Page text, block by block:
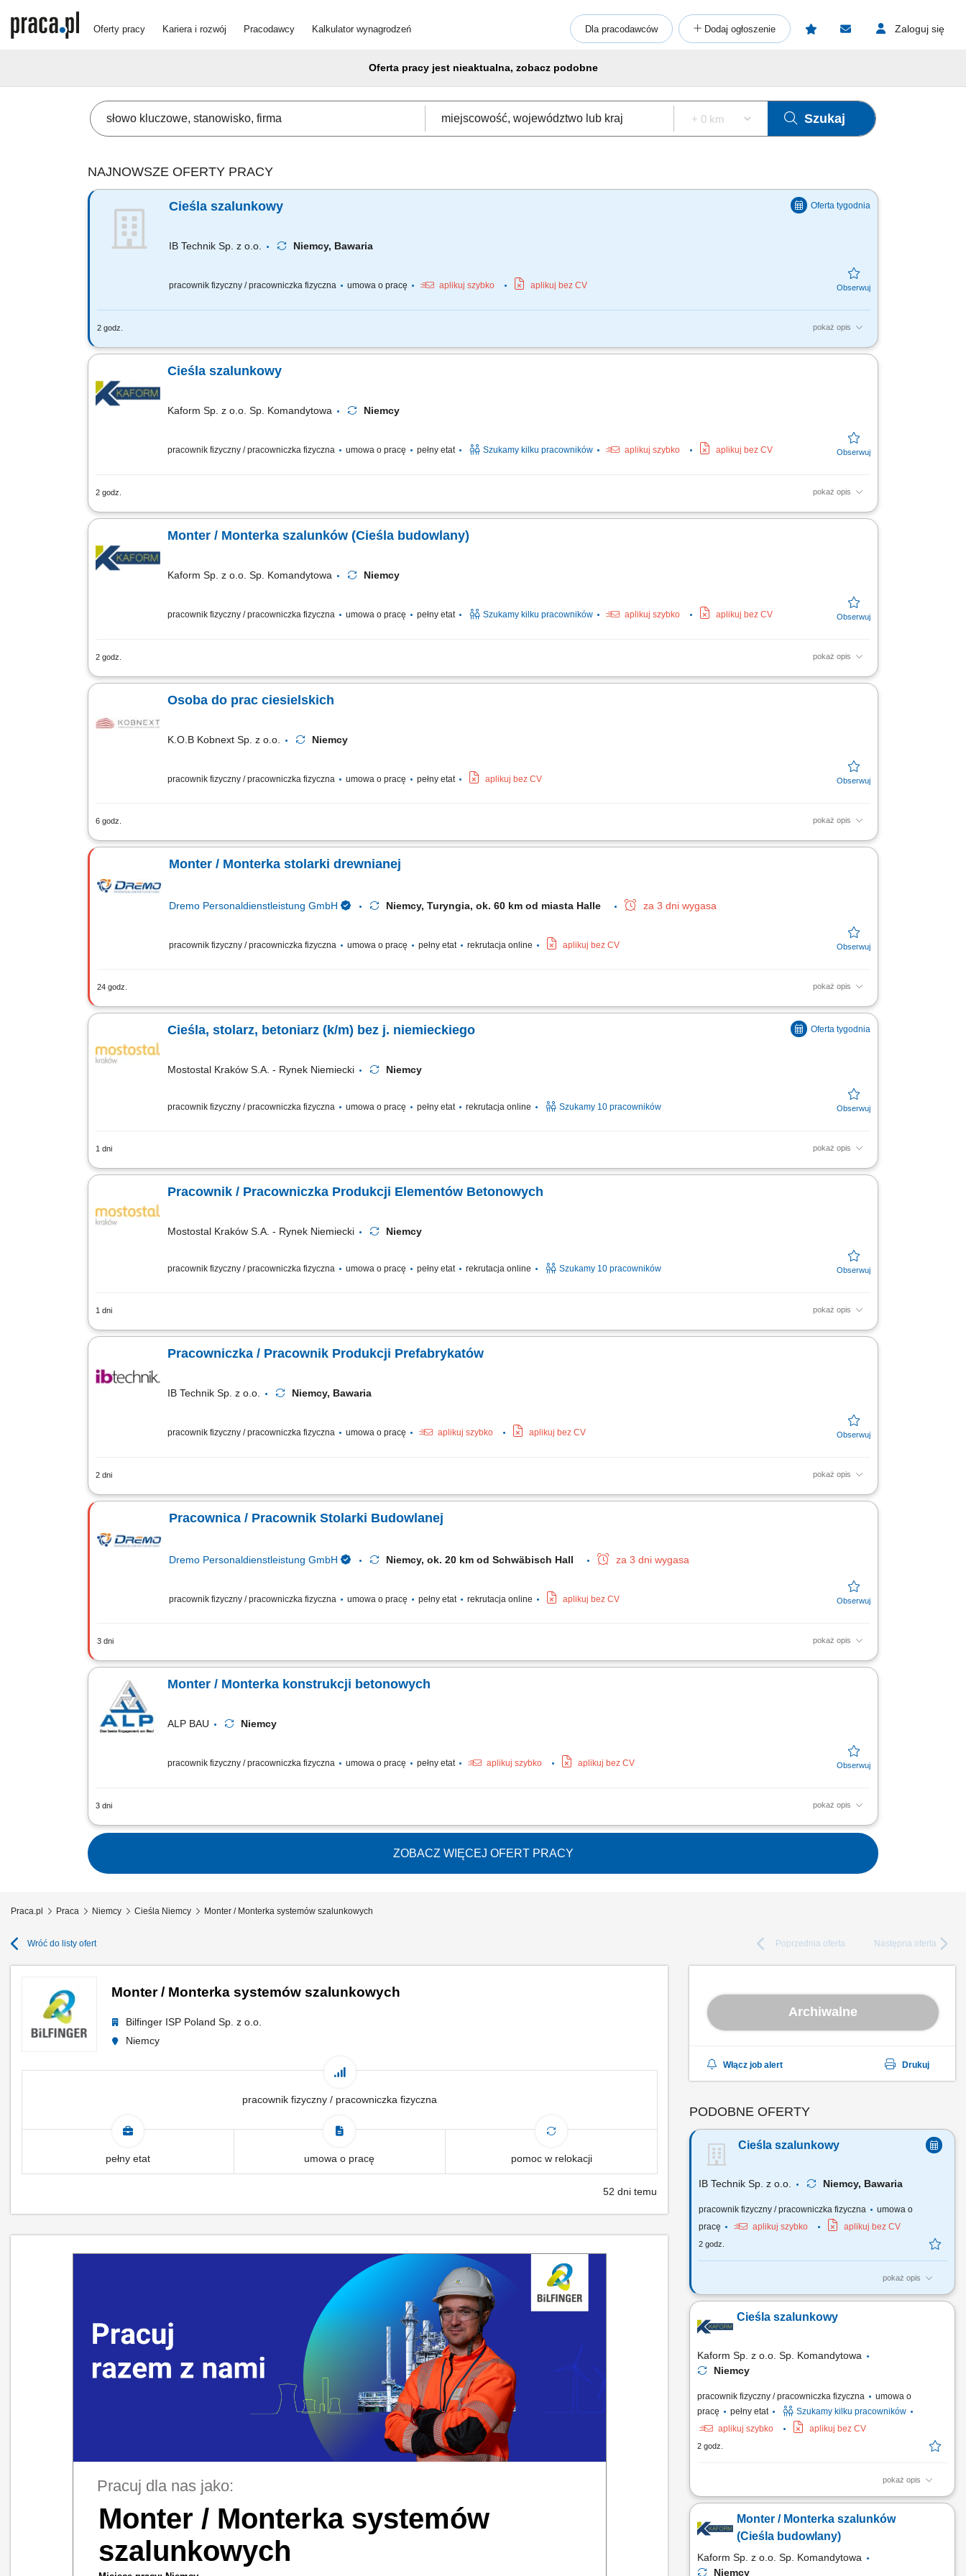
Oferty pracy Kariera i rozwój Pracodawcy Kalkulator wynagrodzeń Dla pracodawców Dodaj ogłoszenie Zaloguj się
Oferta pracy jest nieaktualna, zobacz podobne
Szukaj
NAJNOWSZE OFERTY PRACY
Cieśla szalunkowy
IB Technik Sp. z o.o. Niemcy, Bawaria
pracownik fizyczny / pracowniczka fizyczna umowa o pracę aplikuj szybko aplikuj bez CV
2 godz. pokaż opis
Zadania: Wykonywanie konstrukcji żelbetowych w stanach surowych budowli. Praca z rysunkiem technicznym.
Cieśla szalunkowy
Kaform Sp. z o.o. Sp. Komandytowa Niemcy
pracownik fizyczny / pracowniczka fizyczna umowa o pracę pełny etat Szukamy kilku pracowników aplikuj szybko aplikuj bez CV
2 godz. pokaż opis
Opis stanowiska: Szalowanie: ścian, stropów, słupów - praca samodzielna i w zespołach; Praca z systemami szalunkowymi; Montaż prefabrykatów betonowych;
Monter / Monterka szalunków (Cieśla budowlany)
Kaform Sp. z o.o. Sp. Komandytowa Niemcy
pracownik fizyczny / pracowniczka fizyczna umowa o pracę pełny etat Szukamy kilku pracowników aplikuj szybko aplikuj bez CV
2 godz. pokaż opis
Zakres obowiązków: Realizacja prac szalunkowych przy ścianach, stropach i słupach. Obsługa systemów szalunkowych oraz praca przy montażu prefabrykatów
Osoba do prac ciesielskich
K.O.B Kobnext Sp. z o.o. Niemcy
pracownik fizyczny / pracowniczka fizyczna umowa o pracę pełny etat aplikuj bez CV
6 godz. pokaż opis
Opis stanowiska: Wykonywanie prac w zakresie ciesielki systemowej; Wykonywanie prac w zakresie ciesielki tradycyjnej; Pomoc w pracach zbrojarskich i betoniarskich;
Monter / Monterka stolarki drewnianej
Dremo Personaldienstleistung GmbH Niemcy, Turyngia, ok. 60 km od miasta Halle za 3 dni wygasa
pracownik fizyczny / pracowniczka fizyczna umowa o pracę pełny etat rekrutacja online aplikuj bez CV
24 godz. pokaż opis
Zakład produkcyjny specjalizujący się w stolarce drewnianej poszukuje pracowników do produkcji i montażu okien, drzwi oraz mebli. Zakres obowiązków: Obróbka i
Cieśla, stolarz, betoniarz (k/m) bez j. niemieckiego
Mostostal Kraków S.A. - Rynek Niemiecki Niemcy
pracownik fizyczny / pracowniczka fizyczna umowa o pracę pełny etat rekrutacja online Szukamy 10 pracowników
1 dni pokaż opis
Zakres obowiązków Czyszczenie szalunku po rozformowaniu, Włożenie zbrojenia do szalunku, Mocowanie akcesoriów - jeśli takie będą, Pomoc przy
Pracownik / Pracowniczka Produkcji Elementów Betonowych
Mostostal Kraków S.A. - Rynek Niemiecki Niemcy
pracownik fizyczny / pracowniczka fizyczna umowa o pracę pełny etat rekrutacja online Szukamy 10 pracowników
1 dni pokaż opis
Opis stanowiska: Czyszczenie i przygotowywanie form do produkcji prefabrykatów. Montaż zbrojenia oraz dodatkowych elementów zgodnie z wymaganiami produkcji.
Pracowniczka / Pracownik Produkcji Prefabrykatów
IB Technik Sp. z o.o. Niemcy, Bawaria
pracownik fizyczny / pracowniczka fizyczna umowa o pracę aplikuj szybko aplikuj bez CV
2 dni pokaż opis
Zakres prac: Realizacja stanów surowych budowli z prefabrykatów żelbetowych. Analiza i wdrażanie założeń z dokumentacji technicznej. Start: luty 2026;
Pracownica / Pracownik Stolarki Budowlanej
Dremo Personaldienstleistung GmbH Niemcy, ok. 20 km od Schwäbisch Hall za 3 dni wygasa
pracownik fizyczny / pracowniczka fizyczna umowa o pracę pełny etat rekrutacja online aplikuj bez CV
3 dni pokaż opis
Zakres obowiązków: Wykonywanie oraz montaż drewnianych schodów; Składanie elementów stolarskich w warsztacie, m.in. ścian, drzwi, okien oraz okładzin; Montaż
Monter / Monterka konstrukcji betonowych
ALP BAU Niemcy
pracownik fizyczny / pracowniczka fizyczna umowa o pracę pełny etat aplikuj szybko aplikuj bez CV
3 dni pokaż opis
Opis stanowiska przygotowywanie i składanie szalunków z wykorzystaniem popularnych systemów budowlanych; realizacja prac murarskich przy budowie ścian i
ZOBACZ WIĘCEJ OFERT PRACY
Praca.pl Praca Niemcy Cieśla Niemcy Monter / Monterka systemów szalunkowych
Wróć do listy ofert Poprzednia oferta Następna oferta
Monter / Monterka systemów szalunkowych
Bilfinger ISP Poland Sp. z o.o.
Niemcy
pracownik fizyczny / pracowniczka fizyczna
pełny etat umowa o pracę pomoc w relokacji
52 dni temu
Pracuj dla nas jako:
Monter / Monterka systemów
szalunkowych
Archiwalne
Włącz job alert Drukuj
PODOBNE OFERTY
Cieśla szalunkowy
IB Technik Sp. z o.o. Niemcy, Bawaria
pracownik fizyczny / pracowniczka fizyczna
umowa o
pracę
aplikuj szybko aplikuj bez CV
2 godz.
pokaż opis
Zadania: Wykonywanie konstrukcji żelbetowych w stanach
Cieśla szalunkowy
Kaform Sp. z o.o. Sp. Komandytowa
Niemcy
pracownik fizyczny / pracowniczka fizyczna
umowa o
pracę
pełny etat
Szukamy kilku pracowników
aplikuj szybko
aplikuj bez CV
2 godz.
pokaż opis
Opis stanowiska: Szalowanie: ścian, stropów, słupów - praca
Montaż prefabrykatów betonowych; Betonowanie;
Monter / Monterka szalunków
(Cieśla budowlany)
Kaform Sp. z o.o. Sp. Komandytowa
Niemcy